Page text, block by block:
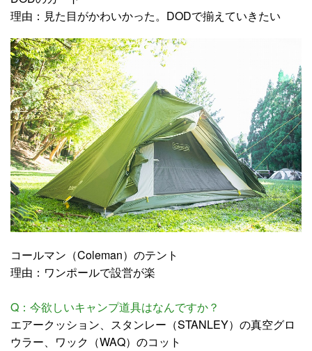
理由：見た目がかわいかった。DODで揃えていきたい
コールマン（Coleman）のテント
理由：ワンポールで設営が楽
Q：今欲しいキャンプ道具はなんですか？
エアークッション、スタンレー（STANLEY）の真空グロ
ウラー、ワック（WAQ）のコット